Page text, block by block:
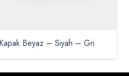
Beyaz – Siyah – Gri